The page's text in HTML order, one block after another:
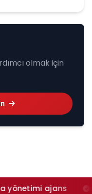
olmak için
adana